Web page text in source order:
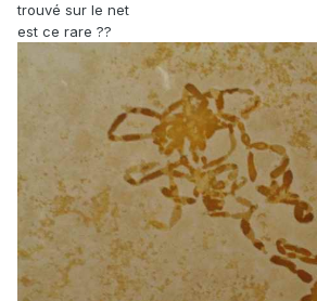
trouvé sur le net
est ce rare ??